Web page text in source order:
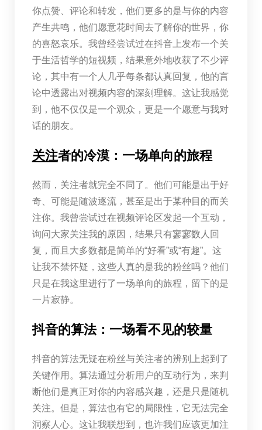
你点赞、评论和转发，他们更多的是与你的内容
产生共鸣，他们愿意花时间去了解你的世界，你
的喜怒哀乐。我曾经尝试过在抖音上发布一个关
于生活哲学的短视频，结果意外地收获了不少评
论，其中有一个人几乎每条都认真回复，他的言
论中透露出对视频内容的深刻理解。这让我感觉
到，他不仅仅是一个观众，更是一个愿意与我对
话的朋友。
关注者的冷漠：一场单向的旅程
然而，关注者就完全不同了。他们可能是出于好
奇、可能是随波逐流，甚至是出于某种目的而关
注你。我曾尝试过在视频评论区发起一个互动，
询问大家关注我的原因，结果只有寥寥数人回
复，而且大多数都是简单的“好看”或“有趣”。这
让我不禁怀疑，这些人真的是我的粉丝吗？他们
只是在我这里进行了一场单向的旅程，留下的是
一片寂静。
抖音的算法：一场看不见的较量
抖音的算法无疑在粉丝与关注者的辨别上起到了
关键作用。算法通过分析用户的互动行为，来判
断他们是真正对你的内容感兴趣，还是只是随机
关注。但是，算法也有它的局限性，它无法完全
洞察人心。这让我联想到，也许我们应该更加注